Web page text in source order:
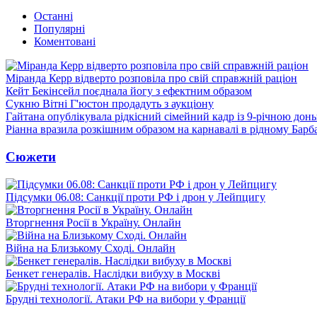
Останні
Популярні
Коментовані
Міранда Керр відверто розповіла про свій справжній раціон
Кейт Бекінсейл поєднала йогу з ефектним образом
Сукню Вітні Г'юстон продадуть з аукціону
Гайтана опублікувала рідкісний сімейний кадр із 9-річною
Ріанна вразила розкішним образом на карнавалі в рідному
Сюжети
Підсумки 06.08: Санкції проти РФ і дрон у Лейпцигу
Вторгнення Росії в Україну. Онлайн
Війна на Близькому Сході. Онлайн
Бенкет генералів. Наслідки вибуху в Москві
Брудні технології. Атаки РФ на вибори у Франції